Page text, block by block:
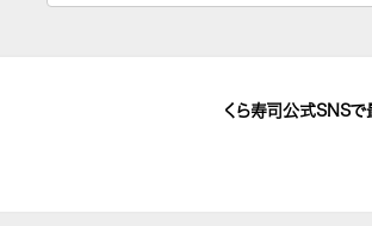
くら寿司公式SNS